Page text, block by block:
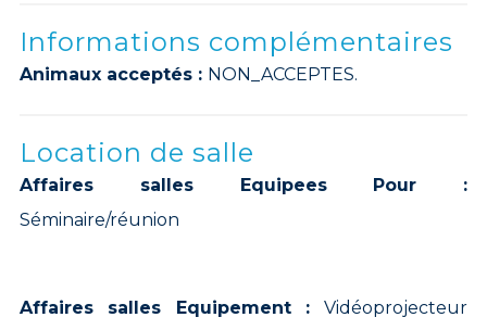
Informations complémentaires
Animaux acceptés : NON_ACCEPTES.
Location de salle
Affaires salles Equipees Pour :
Séminaire/réunion
Affaires salles Equipement :Vidéoprojecteur